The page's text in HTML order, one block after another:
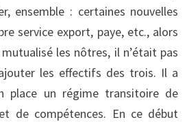
ensemble : certaines nouvelles
service export, paye, etc., alors
les nôtres, il n’était pas
les effectifs des trois. Il a
place un régime transitoire de
de compétences. En ce début